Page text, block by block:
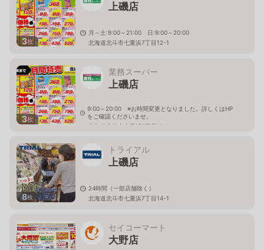
3枚
上磯店
月～土:9:00～21:00 日:9:00～20:00
北海道北斗市七重浜7丁目12-1
3枚
業務スーパー
上磯店
9:00～20:00 ※お時間変更となりました。詳しくはHP
をご確認くださいませ。
北海道北斗市七重浜7丁目12-1
8枚
トライアル
上磯店
24時間（一部店舗除く）
北海道北斗市七重浜7丁目14-1
セイコーマート
大野店